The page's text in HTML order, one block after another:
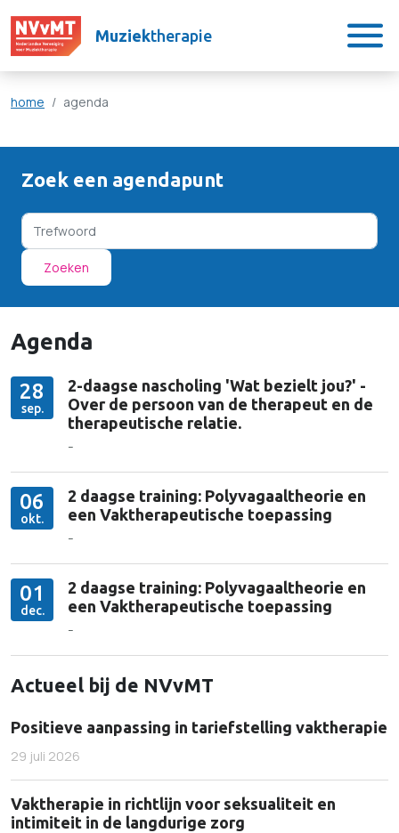
Muziektherapie
home agenda
Zoek een agendapunt
Zoeken
Agenda
28
sep.
2-daagse nascholing 'Wat bezielt jou?' -
Over de persoon van de therapeut en de
therapeutische relatie.
-
06
okt.
2 daagse training: Polyvagaaltheorie en
een Vaktherapeutische toepassing
-
01
dec.
2 daagse training: Polyvagaaltheorie en
een Vaktherapeutische toepassing
-
Actueel bij de NVvMT
Positieve aanpassing in tariefstelling vaktherapie
29 juli 2026
Vaktherapie in richtlijn voor seksualiteit en
intimiteit in de langdurige zorg